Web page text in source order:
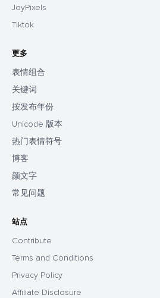
JoyPixels
Tiktok
更多
表情组合
关键词
按发布年份
Unicode 版本
热门表情符号
博客
颜文字
常见问题
站点
Contribute
Terms and Conditions
Privacy Policy
Affiliate Disclosure